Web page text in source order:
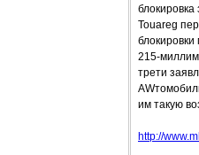
Touareg
215-
трети
им такую
http://